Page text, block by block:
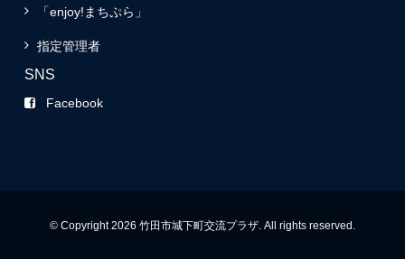
「enjoy!まちぷら」
指定管理者
SNS
Facebook
© Copyright 2026 竹田市城下町交流プラザ. All rights reserved.